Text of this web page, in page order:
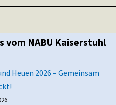
vom NABU Kaiserstuhl
Heuen 2026 – Gemeinsam